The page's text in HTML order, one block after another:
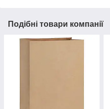
Подібні товари компанії